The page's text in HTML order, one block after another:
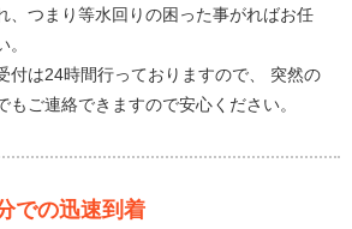
、つまり等水回りの困った事がればお任
付は24時間行っておりますので、 突然の
もご連絡できますので安心ください。
での迅速到着